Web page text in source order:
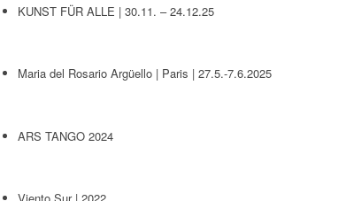
KUNST FÜR ALLE | 30.11. – 24.12.25
Maria del Rosario Argüello | Paris | 27.5.-7.6.2025
ARS TANGO 2024
Viento Sur | 2022